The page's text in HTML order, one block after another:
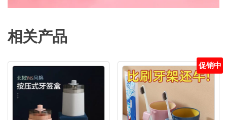
相关产品
促销中